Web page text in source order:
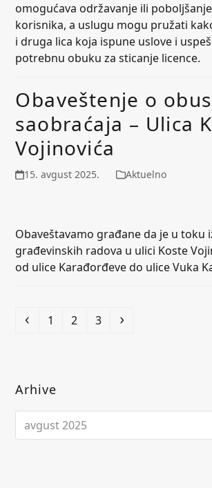
omogućava održavanje ili
korisnika, a uslugu mogu pružati
i druga lica koja ispune uslove i
potrebnu obuku za sticanje licence.
Obaveštenje o
saobraćaja – Ulica
Vojinovića
15. avgust 2025. Aktuelno
Obaveštavamo građane da je u toku
građevinskih radova u ulici Koste
od ulice Karađorđeve do ulice Vuka
Previous
Page
1 Page
2 Page
3 Next
Arhive